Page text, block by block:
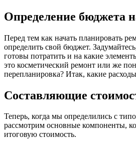
Определение бюджета
Перед тем как начать планировать
определить свой бюджет.
готовы потратить и на какие
это косметический ремонт или же
перепланировка? Итак, какие
Составляющие
Теперь, когда мы определились с
рассмотрим основные компоненты,
итоговую стоимость.